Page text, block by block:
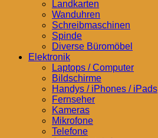
Landkarten
Wanduhren
Schreibmaschinen
Spinde
Diverse Büromöbel
Elektronik
Laptops / Computer
Bildschirme
Handys / iPhones / iPads
Fernseher
Kameras
Mikrofone
Telefone